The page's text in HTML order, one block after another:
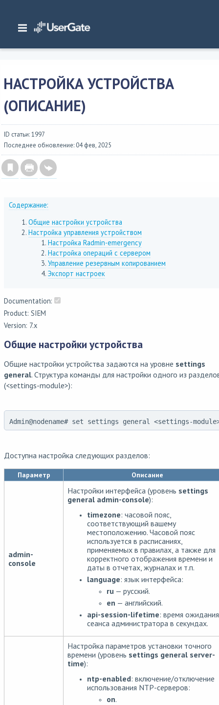
Главная/ Документация/SIEM/
Интерфейс командной строки
НАСТРОЙКА УСТРОЙСТВА
(ОПИСАНИЕ)
ID статьи: 1997
Последнее обновление: 04 фев, 2025
Содержание:
Общие настройки устройства
Настройка управления устройством
Настройка Radmin-emergency
Настройка операций с сервером
Управление резервным копированием
Экспорт настроек
Documentation:
Product: SIEM
Version: 7.x
Общие настройки устройства
Общие настройки устройства задаются на уровне settings
general. Структура команды для настройки одного из
(<settings-module>):
Admin@nodename# set settings general <settings-
Доступна настройка следующих разделов:
Параметр Описание
admin-
console
Настройки интерфейса (уровень settings
general admin-console):
timezone: часовой пояс,
соответствующий вашему
местоположению. Часовой пояс
используется в расписаниях,
применяемых в правилах, а также для
корректного отображения времени и
даты в отчетах, журналах и т.п.
language: язык интерфейса:
ru — русский.
en — английский.
api-session-lifetime: время ожидания
сеанса администратора в секундах.
Настройка параметров установки точного
времени (уровень settings general server-
time):
ntp-enabled: включение/отключение
использования NTP-серверов:
on.